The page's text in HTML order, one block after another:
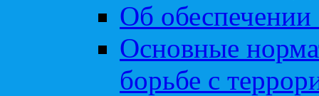
Об обеспечении
Основные
борьбе с